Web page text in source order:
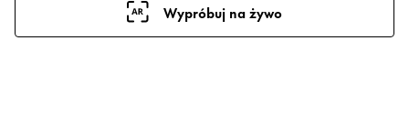
Wypróbuj na żywo